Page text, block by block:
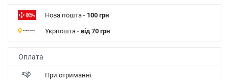
Нова пошта- 100 грн
Укрпошта- від 70 грн
Оплата
При отриманні